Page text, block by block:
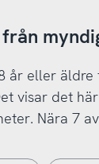
år eller
visar det
Nära 7